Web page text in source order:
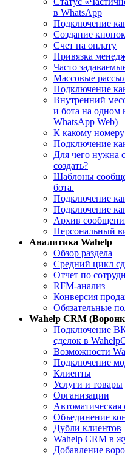
в WhatsApp
Подключение
Создание
Счет на оплату
Привязка
Часто
Массовые
Подключение
Внутренний
и бота на одном
WhatsApp Web)
К какому номеру
Подключение
Для чего нужна
создать?
Шаблоны
бота.
Подключение
Подключение
Архив
Персональный
Aналитика Wahelp
Обзор раздела
Средний цикл
Отчет по
RFM-анализ
Конверсия
Обязательные
Wahelp CRM
Подключение ВК
сделок в
Возможности
Подключение
Клиенты
Услуги и товары
Организации
Объединение
Дубли клиентов
Wahelp CRM в
Добавление